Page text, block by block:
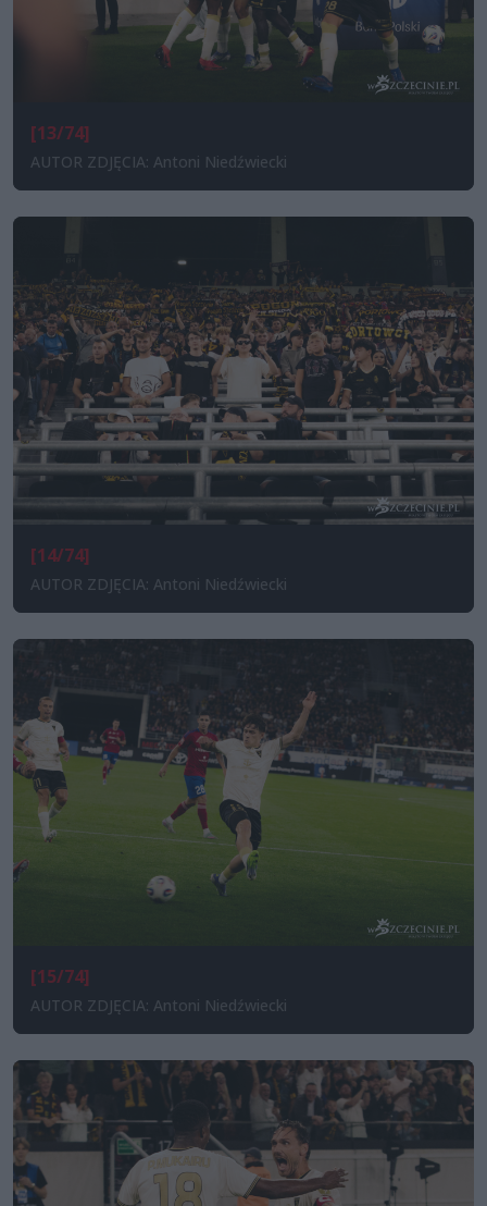
[13/74]
AUTOR ZDJĘCIA: Antoni Niedźwiecki
[14/74]
AUTOR ZDJĘCIA: Antoni Niedźwiecki
[15/74]
AUTOR ZDJĘCIA: Antoni Niedźwiecki